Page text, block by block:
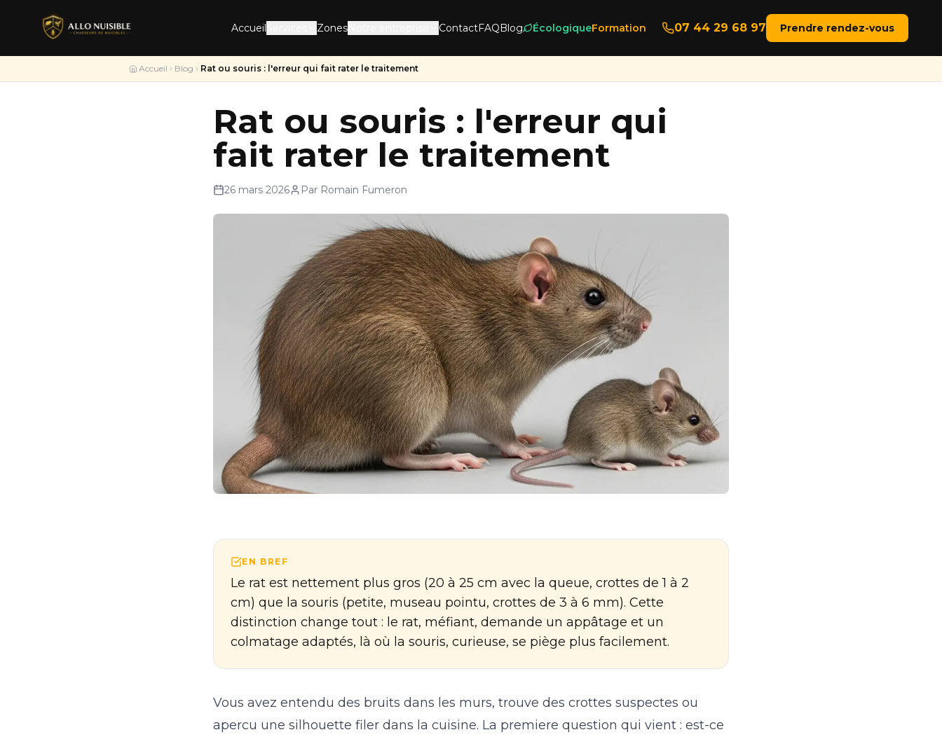
Accueil Zones ContactFAQBlog ÉcologiqueFormation 07 44 29 68 97 Prendre rendez-vous
Accueil Blog Rat ou souris : l'erreur qui fait rater le traitement
Rat ou souris : l'erreur qui
fait rater le traitement
26 mars 2026 Par Romain Fumeron
EN BREF
Le rat est nettement plus gros (20 à 25 cm avec la queue, crottes de 1 à 2
cm) que la souris (petite, museau pointu, crottes de 3 à 6 mm). Cette
distinction change tout : le rat, méfiant, demande un appâtage et un
colmatage adaptés, là où la souris, curieuse, se piège plus facilement.
Vous avez entendu des bruits dans les murs, trouve des crottes suspectes ou
apercu une silhouette filer dans la cuisine. La premiere question qui vient : est-ce